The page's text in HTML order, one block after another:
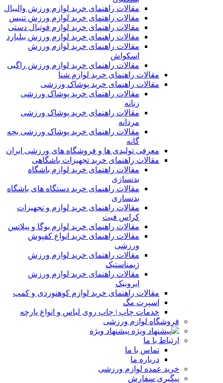
مقالات راهنمای خرید لوازم ورزش والیبال
مقالات راهنمای خرید لوازم ورزش تنیس
مقالات راهنمای خرید لوازم فوتبال دستی
مقالات راهنمای خرید لوازم ورزش بیلیارد
مقالات راهنمای خرید لوازم ورزش
اسکواش
مقالات راهنمای خرید لوازم ورزش راگبی
مقالات راهنمای خرید لوازم شنا
مقالات راهنمای خرید پوشاک ورزشی
مقالات راهنمای خرید پوشاک ورزشی
زنانه
مقالات راهنمای خرید پوشاک ورزشی
مردانه
مقالات راهنمای خرید پوشاک ورزشی بچه
گانه
معرفی تولیدی ها و فروشگاه های ورزشی ایران
مقالات راهنمای خرید تجهیزات باشگاهی
مقالات راهنمای خرید لوازم باشگاه
بدنسازی
مقالات راهنمای خرید دستگاه های باشگاه
بدنسازی
مقالات راهنمای خرید لوازم و تجهیزات
کراس فیت
مقالات راهنمای خرید لوازم یوگا و پیلاتس
مقالات راهنمای خرید انواع کفپوش
ورزشی
مقالات راهنمای خرید لوازم ورزش
ژیمناستیک
مقالات راهنمای خرید لوازم ورزش
ایروبیک
مقالات راهنمای خرید لوازم کوهنوردی و کمپ
اسپرت مگ
خدمات چاپ | چاپ روی لباس و انواع پارچه
فروشگاه لوازم ورزشی
پیشنهاد ویژه
ارتباط با ما
تماس با ما
درباره ما
خرید عمده لوازم ورزشی
پیگیری سفارش